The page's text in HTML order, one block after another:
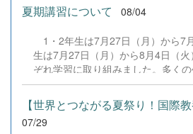
を存分に発揮し、堂々と舞台に立ち
全国の舞台において、一人一人が役
の全国大会出場にあたり、多大な
だきました企業の皆様、ならびに
ご声援を寄せてくださった地域の
し上げます。皆様からの温かいご
励みとなり、全国の舞台で最高のパ
届けることができました。今回の経
夏期講習について 08/04
1・2年生は7月27日（月）から7
生は7月27日（月）から8月4日（
ぞれ学習に取り組みました。多く
し、これまでの学習内容の復習や
けた学習などに真剣に取り組む姿が
習で身に付けた学習習慣や知識を
に生かし、一人一人がさらなる成長
07/29